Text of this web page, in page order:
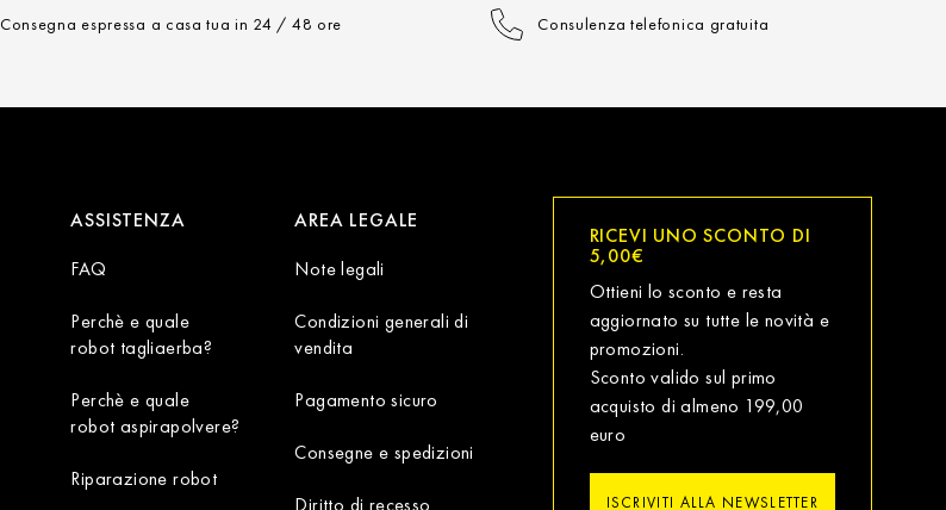
Consegna espressa a casa tua in 24 / 48 ore Consulenza telefonica gratuita
ASSISTENZA
FAQ
Perchè e quale
robot tagliaerba?
Perchè e quale
robot aspirapolvere?
Riparazione robot
AREA LEGALE
Note legali
Condizioni generali di
vendita
Pagamento sicuro
Consegne e spedizioni
RICEVI UNO SCONTO DI
5,00€
Ottieni lo sconto e resta
aggiornato su tutte le novità e
promozioni.
Sconto valido sul primo
acquisto di almeno 199,00
euro
ISCRIVITI ALLA NEWSLETTER